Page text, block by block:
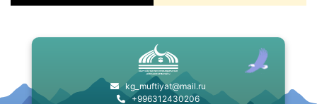
kg_muftiyat@mail.ru
+996312430206